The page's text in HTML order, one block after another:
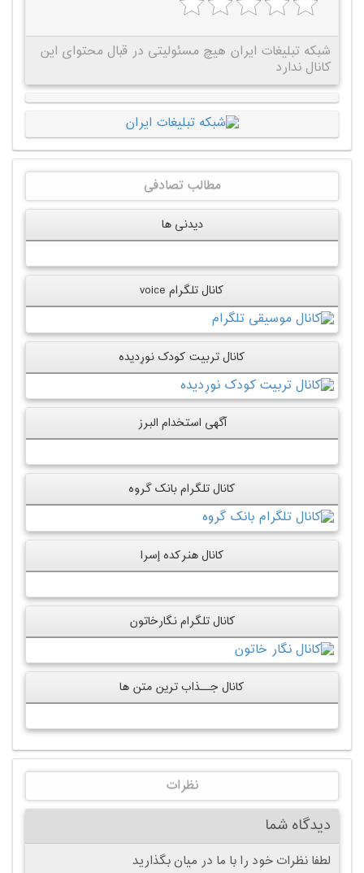
شبکه تبلیغات ایران هیچ مسئولیتی در قبال محتوای این
کانال ندارد
مطالب تصادفی
دیدنی ها
کانال تلگرام voice
کانال تربیت کودک نورِدیده
آگهی استخدام البرز
کانال تلگرام بانک گروه
کانال هنرکده إسرا
کانال تلگرام نگارخاتون
کانال جــذاب ترین متن ها
نظرات
دیدگاه شما
لطفا نظرات خود را با ما در میان بگذارید